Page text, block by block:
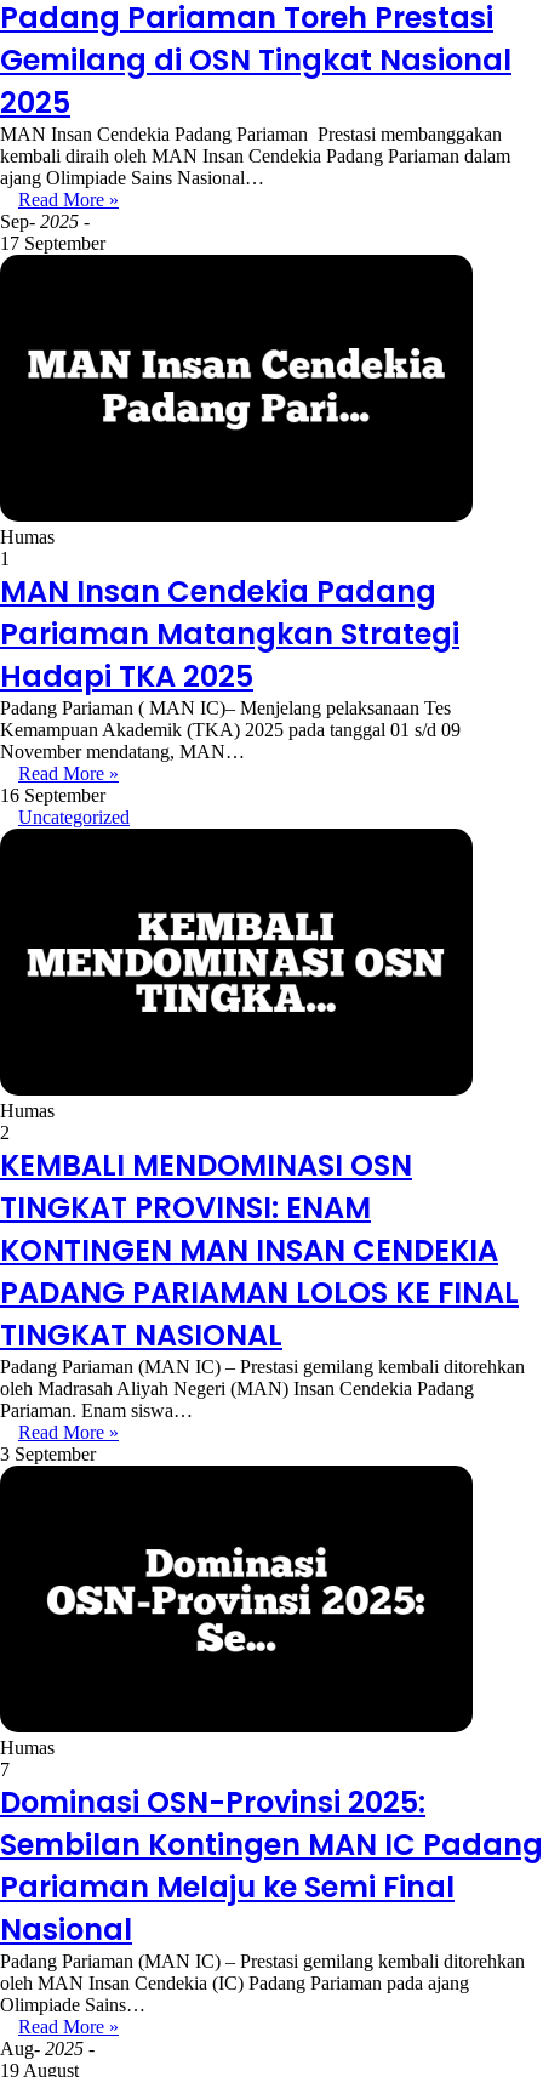
Padang Pariaman Toreh Prestasi
Gemilang di OSN Tingkat Nasional
2025
MAN Insan Cendekia Padang Pariaman Prestasi membanggakan
kembali diraih oleh MAN Insan Cendekia Padang Pariaman dalam
ajang Olimpiade Sains Nasional…
Read More »
Sep- 2025 -
17 September
Humas
1
MAN Insan Cendekia Padang
Pariaman Matangkan Strategi
Hadapi TKA 2025
Padang Pariaman ( MAN IC)– Menjelang pelaksanaan Tes
Kemampuan Akademik (TKA) 2025 pada tanggal 01 s/d 09
November mendatang, MAN…
Read More »
16 September
Uncategorized
Humas
2
KEMBALI MENDOMINASI OSN
TINGKAT PROVINSI: ENAM
KONTINGEN MAN INSAN CENDEKIA
PADANG PARIAMAN LOLOS KE FINAL
TINGKAT NASIONAL
Padang Pariaman (MAN IC) – Prestasi gemilang kembali ditorehkan
oleh Madrasah Aliyah Negeri (MAN) Insan Cendekia Padang
Pariaman. Enam siswa…
Read More »
3 September
Humas
7
Dominasi OSN-Provinsi 2025:
Sembilan Kontingen MAN IC Padang
Pariaman Melaju ke Semi Final
Nasional
Padang Pariaman (MAN IC) – Prestasi gemilang kembali ditorehkan
oleh MAN Insan Cendekia (IC) Padang Pariaman pada ajang
Olimpiade Sains…
Read More »
Aug- 2025 -
19 August